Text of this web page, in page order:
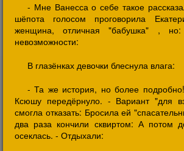
- Мне Ванесса о себе такое
шёпота голосом проговорила
женщина, отличная "бабушка" , но:
невозможности:
В глазёнках девочки блеснула влага:
- Та же история, но более
Ксюшу передёрнуло. - Вариант "для
смогла отказать: Бросила ей
два раза кончили сквиртом: А потом
осеклась. - Отдыхали: